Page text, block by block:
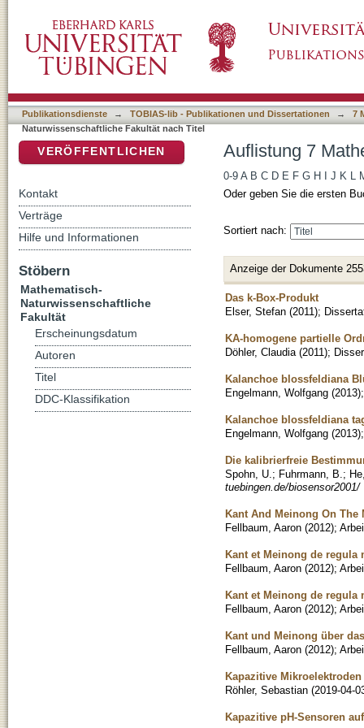
Publikationsdienste → TOBIAS-lib - Publikationen und Dissertationen →
7
Naturwissenschaftliche Fakultät nach Titel
Auflistung 7
0-9 A B C D E F G H J K L
Oder geben Sie die ersten
Sortiert nach:
Anzeige der Dokumente
Das k-Box-Produkt
Elser, Stefan (2011);
KA-homogene partielle
Döhler, Claudia (2011);
Kalanchoe blossfeldiana
Engelmann, Wolfgang (2013)
Kalanchoe blossfeldiana
Engelmann, Wolfgang (2013)
Die kalibrierfreie
Spohn, U. ; Fuhrmann, B. ;
tuebingen.de/biosensor2001/
Kant And Meinong On The
Fellbaum, Aaron (2012);
Kant et Meinong de regula
Fellbaum, Aaron (2012);
Kant et Meinong de regula
Fellbaum, Aaron (2012);
Kant und Meinong über
Fellbaum, Aaron (2012);
Kapazitive
Röhler, Sebastian (2019-04-
Kapazitive pH-Sensoren
VERÖFFENTLICHEN
Kontakt
Verträge
Hilfe und Informationen
Stöbern
Mathematisch-
Naturwissenschaftliche
Fakultät
Erscheinungsdatum
Autoren
Titel
DDC-Klassifikation